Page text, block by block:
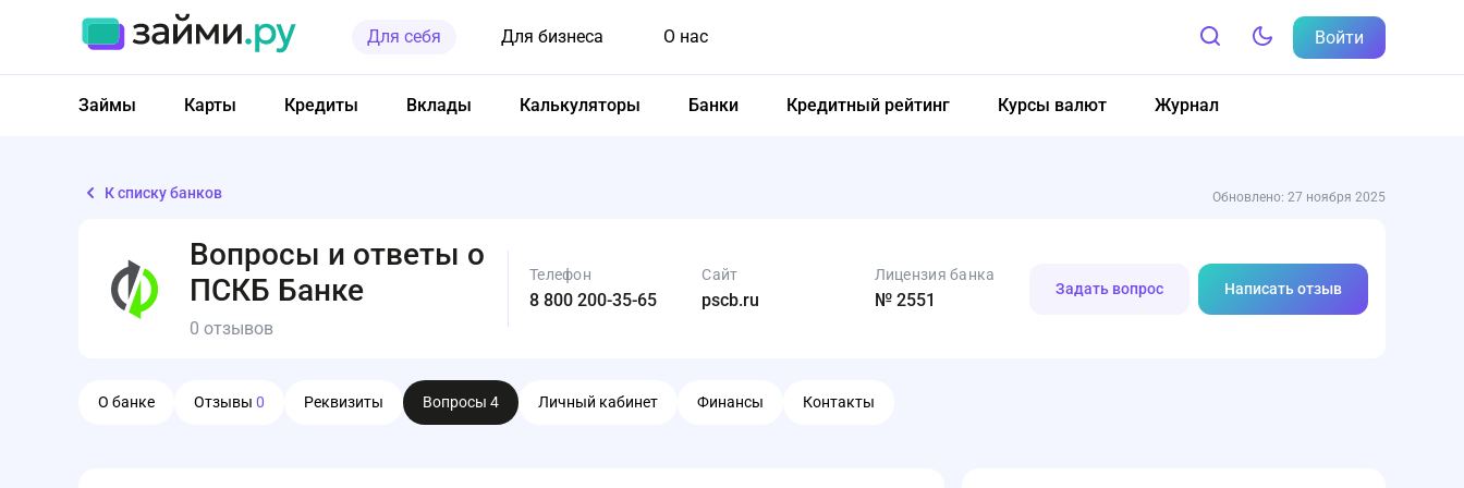
Для себя Для бизнеса О нас Войти
Займы Карты Кредиты Вклады Калькуляторы Банки Кредитный рейтинг Курсы валют Журнал
К списку банков Обновлено: 27 ноября 2025
Вопросы и ответы о
ПСКБ Банке
0 отзывов
Телефон
8 800 200-35-65
Сайт
pscb.ru
Лицензия банка
№ 2551
Задать вопрос Написать отзыв
О банке Отзывы 0 Реквизиты Вопросы 4 Личный кабинет Финансы Контакты